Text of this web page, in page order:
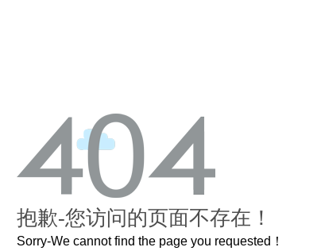
抱歉-您访问的页面不存在！
Sorry-We cannot find the page you requested！